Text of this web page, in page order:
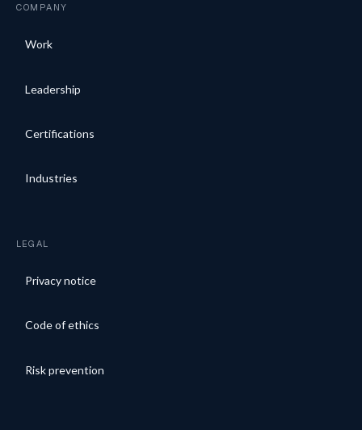
COMPANY
Work
Leadership
Certifications
Industries
LEGAL
Privacy notice
Code of ethics
Risk prevention